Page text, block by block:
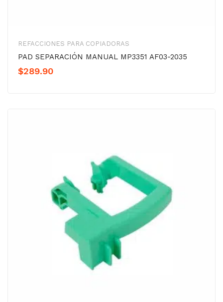
REFACCIONES PARA COPIADORAS
PAD SEPARACIÓN MANUAL MP3351 AF03-2035
$289.90